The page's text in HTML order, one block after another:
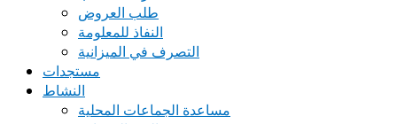
طلب العروض
النفاذ للمعلومة
التصرف في الميزانية
مستجدات
النشاط
مساعدة الجماعات المحلية